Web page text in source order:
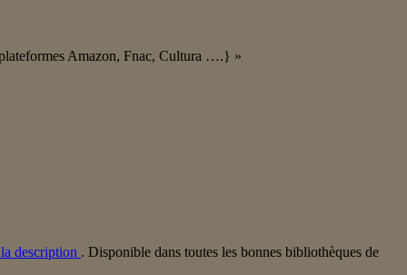
Amazon, Fnac, Cultura ….} »
description . Disponible dans toutes les bonnes bibliothèques de